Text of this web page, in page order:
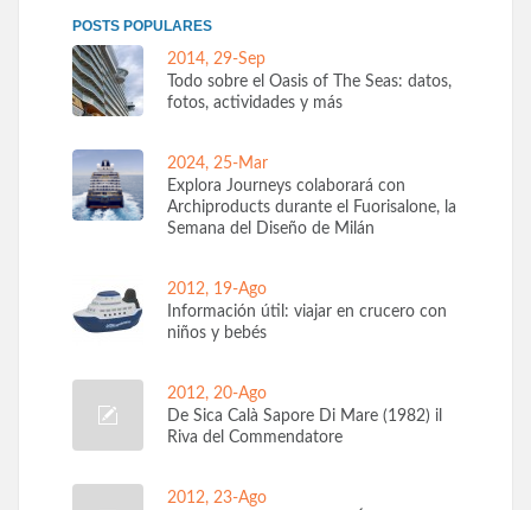
POSTS POPULARES
2014, 29-Sep
Todo sobre el Oasis of The Seas: datos,
fotos, actividades y más
2024, 25-Mar
Explora Journeys colaborará con
Archiproducts durante el Fuorisalone, la
Semana del Diseño de Milán
2012, 19-Ago
Información útil: viajar en crucero con
niños y bebés
2012, 20-Ago
De Sica Calà Sapore Di Mare (1982) il
Riva del Commendatore
2012, 23-Ago